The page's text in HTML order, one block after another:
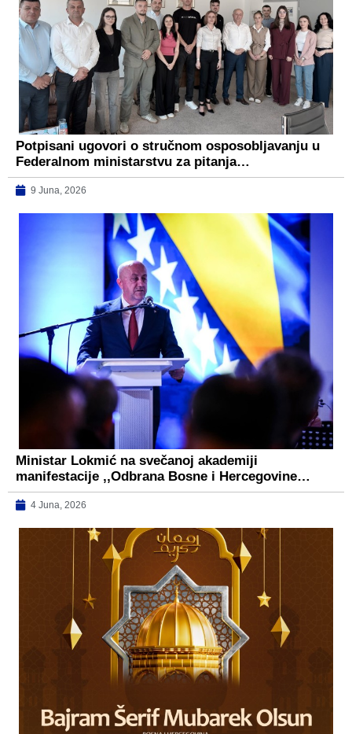
Potpisani ugovori o stručnom osposobljavanju u
Federalnom ministarstvu za pitanja…
9 Juna, 2026
Ministar Lokmić na svečanoj akademiji
manifestacije ,,Odbrana Bosne i Hercegovine…
4 Juna, 2026